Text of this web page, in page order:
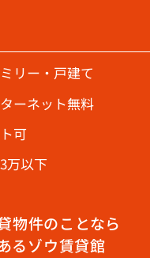
リー・戸建て
ーネット無料
可
万以下
物件のことなら
るゾウ賃貸館